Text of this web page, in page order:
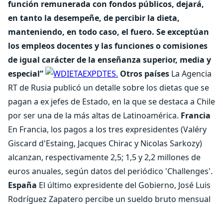
función remunerada con fondos públicos, dejará,
en tanto la desempeñe, de percibir la dieta,
manteniendo, en todo caso, el fuero. Se exceptúan
los empleos docentes y las funciones o comisiones
de igual carácter de la enseñanza superior, media y
especial”
Otros países La Agencia
RT de Rusia publicó un detalle sobre los dietas que se
pagan a ex jefes de Estado, en la que se destaca a Chile
por ser una de la más altas de Latinoamérica. Francia
En Francia, los pagos a los tres expresidentes (Valéry
Giscard d'Estaing, Jacques Chirac y Nicolas Sarkozy)
alcanzan, respectivamente 2,5; 1,5 y 2,2 millones de
euros anuales, según datos del periódico 'Challenges'.
España El último expresidente del Gobierno, José Luis
Rodríguez Zapatero percibe un sueldo bruto mensual